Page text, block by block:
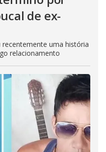
de ex-
uma história
relacionamento